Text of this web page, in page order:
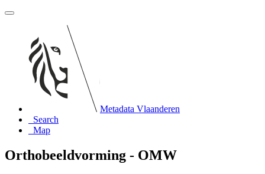
Metadata Vlaanderen
Search
Map
Orthobeeldvorming - OMW